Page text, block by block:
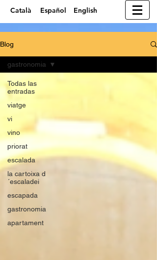
Català Español English
Blog
Todas las
entradas
viatge
vi
vino
priorat
escalada
la cartoixa d
´escaladei
escapada
gastronomia
apartament
gastronomia